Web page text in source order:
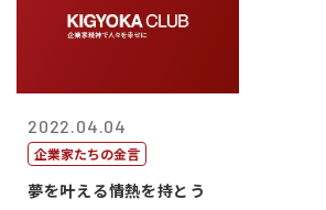
2022.04.04
企業家たちの金言
夢を叶える情熱を持とう